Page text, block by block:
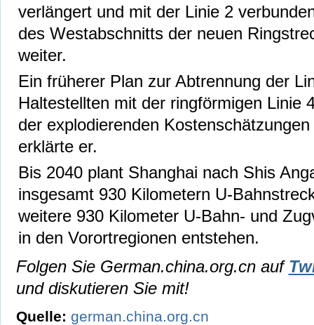
verlängert und mit der Linie 2
des Westabschnitts der neuen
weiter.
Ein früherer Plan zur Abtrennung der
Haltestellten mit der ringförmigen Linie
der explodierenden
erklärte er.
Bis 2040 plant Shanghai nach Shis
insgesamt 930 Kilometern U-
weitere 930 Kilometer U-Bahn- und
in den Vorortregionen entstehen.
Folgen Sie German.china.org.cn auf
und diskutieren Sie mit!
Quelle: german.china.org.cn